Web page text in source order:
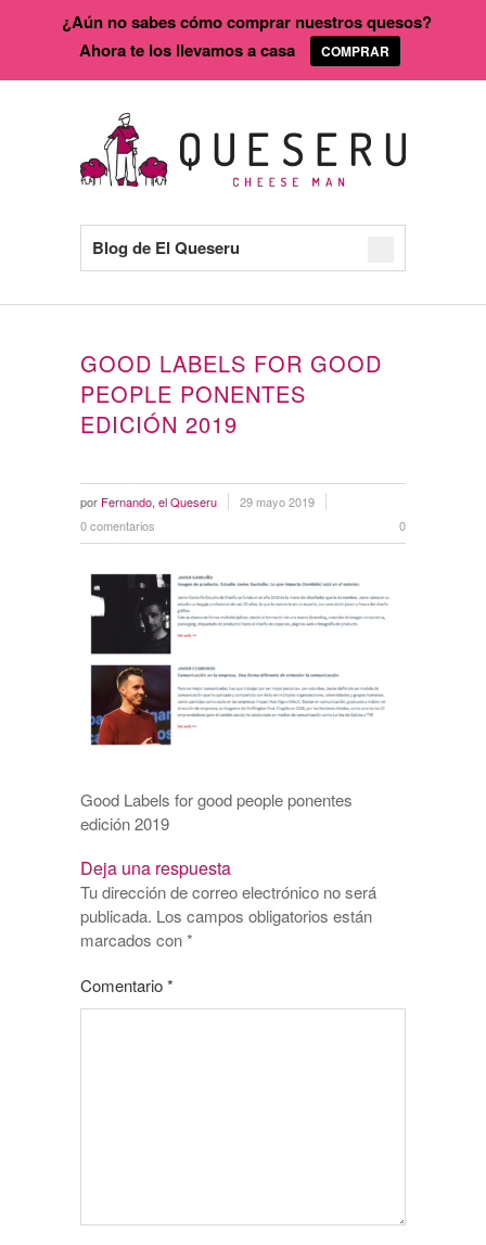
Blog de El Queseru
GOOD LABELS FOR GOOD
PEOPLE PONENTES
EDICIÓN 2019
por Fernando, el Queseru
29 mayo 2019
0 comentarios
0
Good Labels for good people ponentes
edición 2019
Deja una respuesta
Tu dirección de correo electrónico no será
publicada. Los campos obligatorios están
marcados con*
Comentario*
¿Aún no sabes cómo comprar nuestros quesos?
Ahora te los llevamos a casa
COMPRAR